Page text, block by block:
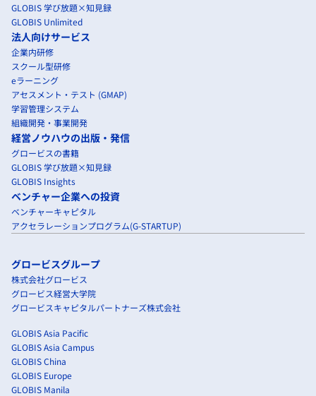
GLOBIS 学び放題×知見録
GLOBIS Unlimited
法人向けサービス
企業内研修
スクール型研修
eラーニング
アセスメント・テスト (GMAP)
学習管理システム
組織開発・事業開発
経営ノウハウの出版・発信
グロービスの書籍
GLOBIS 学び放題×知見録
GLOBIS Insights
ベンチャー企業への投資
ベンチャーキャピタル
アクセラレーションプログラム(G-STARTUP)
グロービスグループ
株式会社グロービス
グロービス経営大学院
グロービスキャピタルパートナーズ株式会社
GLOBIS Asia Pacific
GLOBIS Asia Campus
GLOBIS China
GLOBIS Europe
GLOBIS Manila